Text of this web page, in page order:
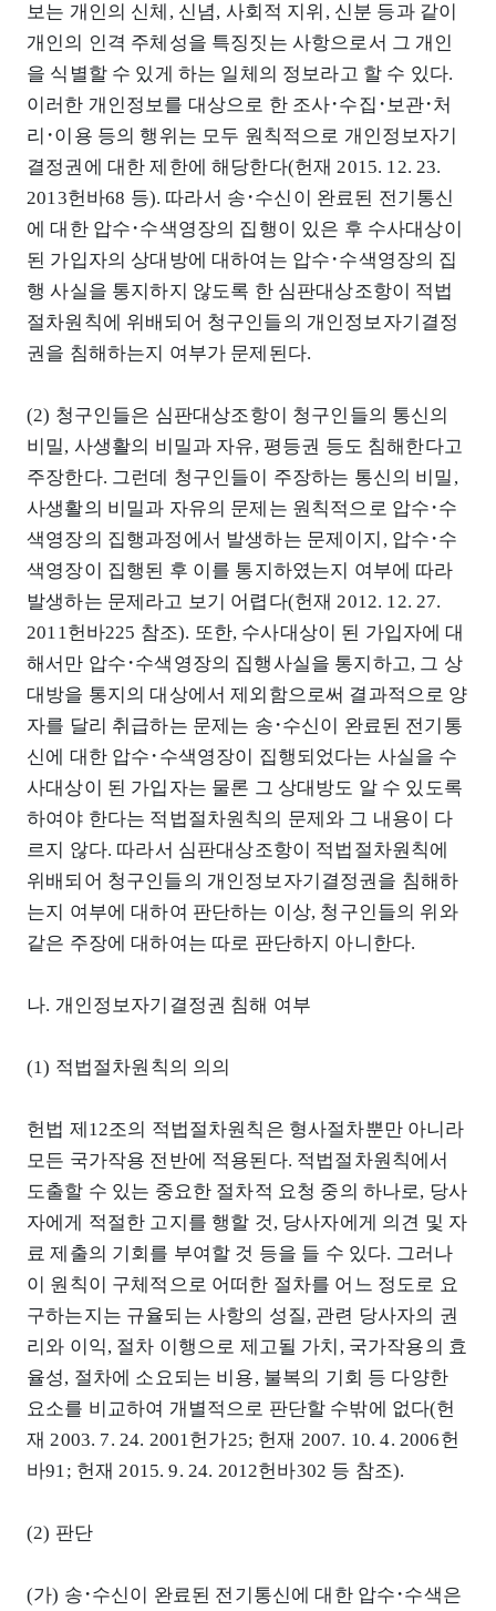
보는 개인의 신체, 신념, 사회적 지위, 신분 등과 같이
개인의 인격 주체성을 특징짓는 사항으로서 그 개인
을 식별할 수 있게 하는 일체의 정보라고 할 수 있다.
이러한 개인정보를 대상으로 한 조사･수집･보관･처
리･이용 등의 행위는 모두 원칙적으로 개인정보자기
결정권에 대한 제한에 해당한다(헌재 2015. 12. 23.
2013헌바68 등). 따라서 송･수신이 완료된 전기통신
에 대한 압수･수색영장의 집행이 있은 후 수사대상이
된 가입자의 상대방에 대하여는 압수･수색영장의 집
행 사실을 통지하지 않도록 한 심판대상조항이 적법
절차원칙에 위배되어 청구인들의 개인정보자기결정
권을 침해하는지 여부가 문제된다.
(2) 청구인들은 심판대상조항이 청구인들의 통신의
비밀, 사생활의 비밀과 자유, 평등권 등도 침해한다고
주장한다. 그런데 청구인들이 주장하는 통신의 비밀,
사생활의 비밀과 자유의 문제는 원칙적으로 압수･수
색영장의 집행과정에서 발생하는 문제이지, 압수･수
색영장이 집행된 후 이를 통지하였는지 여부에 따라
발생하는 문제라고 보기 어렵다(헌재 2012. 12. 27.
2011헌바225 참조). 또한, 수사대상이 된 가입자에 대
해서만 압수･수색영장의 집행사실을 통지하고, 그 상
대방을 통지의 대상에서 제외함으로써 결과적으로 양
자를 달리 취급하는 문제는 송･수신이 완료된 전기통
신에 대한 압수･수색영장이 집행되었다는 사실을 수
사대상이 된 가입자는 물론 그 상대방도 알 수 있도록
하여야 한다는 적법절차원칙의 문제와 그 내용이 다
르지 않다. 따라서 심판대상조항이 적법절차원칙에
위배되어 청구인들의 개인정보자기결정권을 침해하
는지 여부에 대하여 판단하는 이상, 청구인들의 위와
같은 주장에 대하여는 따로 판단하지 아니한다.
나. 개인정보자기결정권 침해 여부
(1) 적법절차원칙의 의의
헌법 제12조의 적법절차원칙은 형사절차뿐만 아니라
모든 국가작용 전반에 적용된다. 적법절차원칙에서
도출할 수 있는 중요한 절차적 요청 중의 하나로, 당사
자에게 적절한 고지를 행할 것, 당사자에게 의견 및 자
료 제출의 기회를 부여할 것 등을 들 수 있다. 그러나
이 원칙이 구체적으로 어떠한 절차를 어느 정도로 요
구하는지는 규율되는 사항의 성질, 관련 당사자의 권
리와 이익, 절차 이행으로 제고될 가치, 국가작용의 효
율성, 절차에 소요되는 비용, 불복의 기회 등 다양한
요소를 비교하여 개별적으로 판단할 수밖에 없다(헌
재 2003. 7. 24. 2001헌가25; 헌재 2007. 10. 4. 2006헌
바91; 헌재 2015. 9. 24. 2012헌바302 등 참조).
(2) 판단
(가) 송･수신이 완료된 전기통신에 대한 압수･수색은